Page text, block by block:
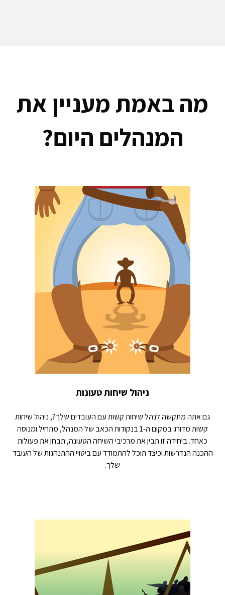
מה באמת מעניין את
המנהלים היום?
ניהול שיחות טעונות
גם אתה מתקשה לנהל שיחות קשות עם העובדים שלך?, ניהול שיחות
קשות מדורג במקום ה-1 בנקודות הכאב של המנהל, מתחיל ומנוסה
כאחד. ביחידה זו תבין את מרכיבי השיחה הטעונה, תבחן את פעולות
ההכנה הנדרשות וכיצד תוכל להתמודד עם ביטויי ההתנהגות של העובד
שלך.